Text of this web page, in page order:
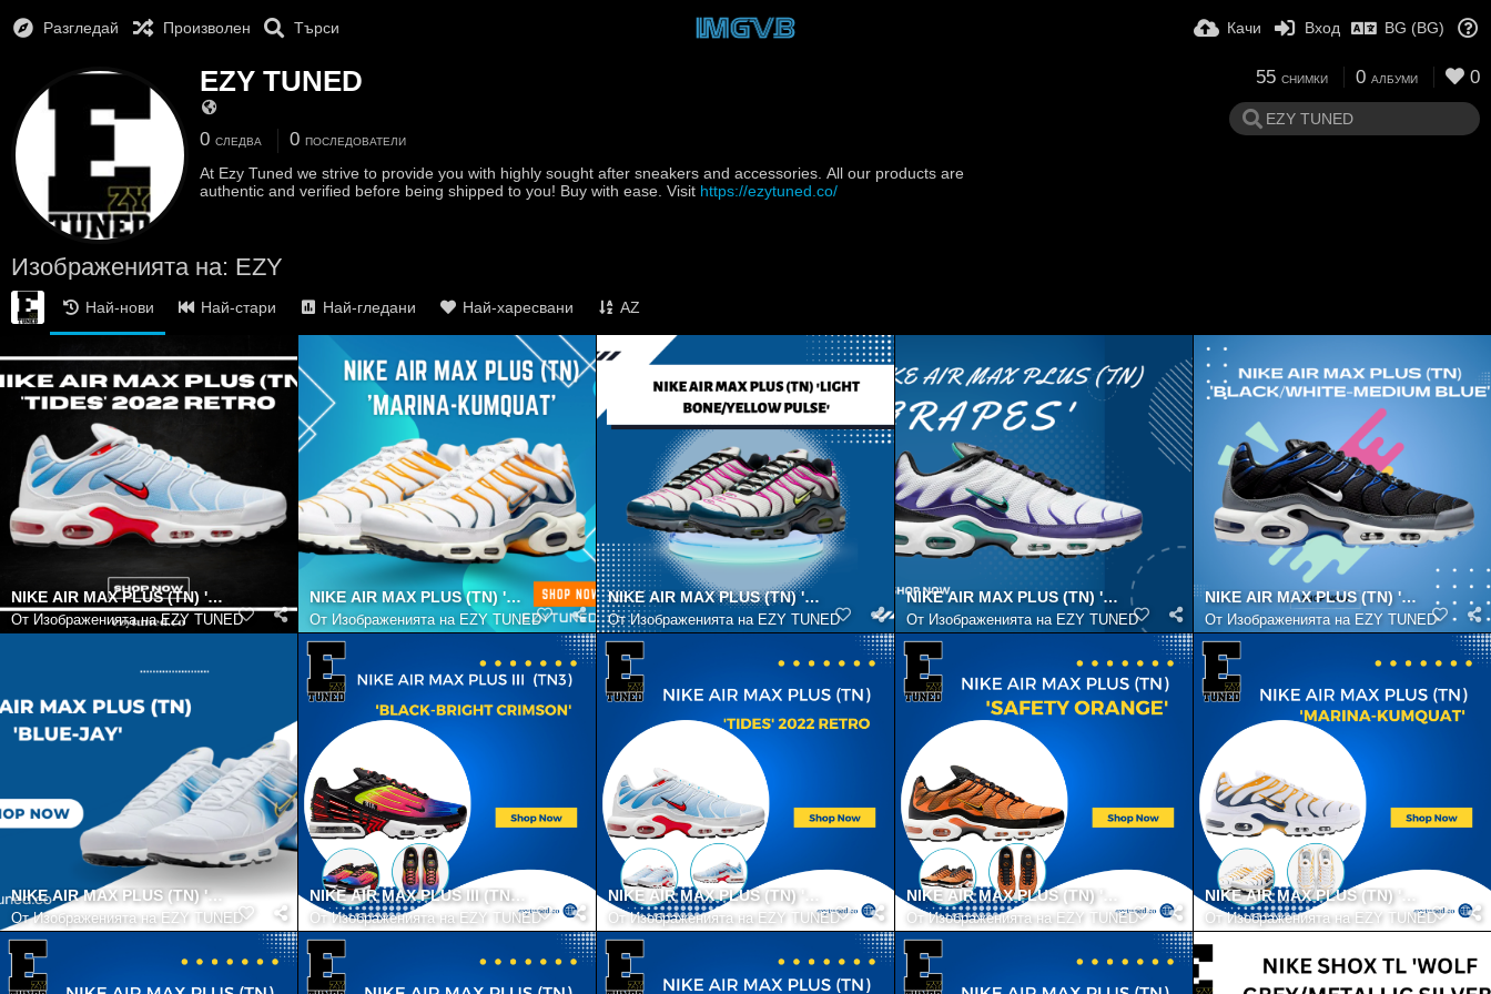
Разгледай Произволен Търси Качи Вход BG (BG)
EZY TUNED
0 СЛЕДВА 0 ПОСЛЕДОВАТЕЛИ
At Ezy Tuned we strive to provide you with highly sought after sneakers and accessories. All our products are
authentic and verified before being shipped to you! Buy with ease. Visit https://ezytuned.co/
55 СНИМКИ 0 АЛБУМИ 0
Изображенията на: EZY
Най-нови Най-стари Най-гледани Най-харесвани AZ
NIKE AIR MAX PLUS (TN) 'TIDES' 2022 RETRO
От Изображенията на EZY TUNED
NIKE AIR MAX PLUS (TN) 'MARINA-KUMQUAT'
От Изображенията на EZY TUNED
NIKE AIR MAX PLUS (TN) 'LIGHT BONEYELLOW PULSE'
ОтИзображенията на EZY TUNED
NIKE AIR MAX PLUS (TN) 'GRAPES'
От Изображенията на EZY TUNED
NIKE AIR MAX PLUS (TN)
От Изображенията на EZY TUNED
NIKE AIR MAX PLUS (TN) 'BLUE-JAY'
ОтИзображенията на EZY TUNED
NIKE AIR MAX PLUS III (TN3) 'BLACK-BRIGHT CRIMSON'
ОтИзображенията на EZY TUNED
NIKE AIR MAX PLUS (TN) 'TIDES' 2022 RETRO
ОтИзображенията на EZY TUNED
NIKE AIR MAX PLUS (TN) 'SAFETY ORANGE'
ОтИзображенията на EZY TUNED
NIKE AIR MAX PLUS (TN) 'MARINA-
ОтИзображенията на EZY TUNED